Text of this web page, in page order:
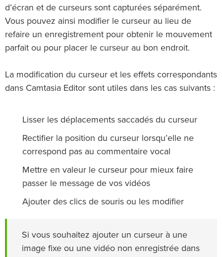
d’écran et de curseurs sont capturées séparément.
Vous pouvez ainsi modifier le curseur au lieu de
refaire un enregistrement pour obtenir le mouvement
parfait ou pour placer le curseur au bon endroit.
La modification du curseur et les effets correspondants
dans Camtasia Editor sont utiles dans les cas suivants :
Lisser les déplacements saccadés du curseur
Rectifier la position du curseur lorsqu’elle ne
correspond pas au commentaire vocal
Mettre en valeur le curseur pour mieux faire
passer le message de vos vidéos
Ajouter des clics de souris ou les modifier
Si vous souhaitez ajouter un curseur à une
image fixe ou une vidéo non enregistrée dans